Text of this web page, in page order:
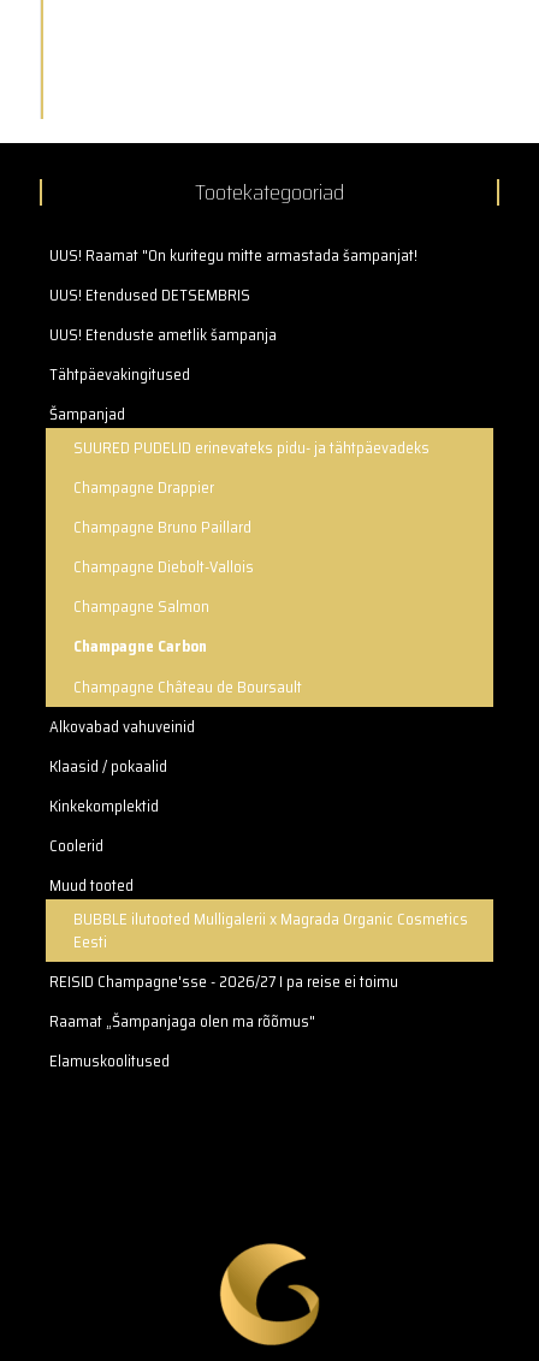
Tootekategooriad
UUS! Raamat "On kuritegu mitte armastada šampanjat!
UUS! Etendused DETSEMBRIS
UUS! Etenduste ametlik šampanja
Tähtpäevakingitused
Šampanjad
SUURED PUDELID erinevateks pidu- ja tähtpäevadeks
Champagne Drappier
Champagne Bruno Paillard
Champagne Diebolt-Vallois
Champagne Salmon
Champagne Carbon
Champagne Château de Boursault
Alkovabad vahuveinid
Klaasid / pokaalid
Kinkekomplektid
Coolerid
Muud tooted
BUBBLE ilutooted Mulligalerii x Magrada Organic Cosmetics
Eesti
REISID Champagne'sse - 2026/27 I pa reise ei toimu
Raamat „Šampanjaga olen ma rõõmus"
Elamuskoolitused